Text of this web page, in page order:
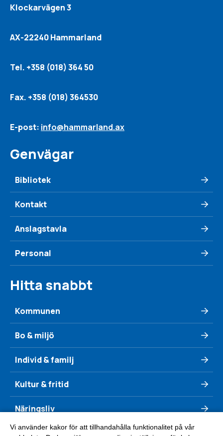
Klockarvägen 3
AX-22240 Hammarland
Tel. +358 (018) 364 50
Fax. +358 (018) 364530
E-post: info@hammarland.ax
Genvägar
Bibliotek
Kontakt
Anslagstavla
Personal
Hitta snabbt
Kommunen
Bo & miljö
Individ & familj
Kultur & fritid
Näringsliv
Se & göra
Vi använder kakor för att tillhandahålla funktionalitet på vår